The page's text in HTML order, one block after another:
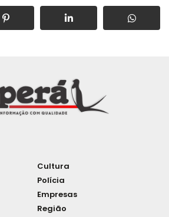
Cultura
Polícia
Empresas
Região